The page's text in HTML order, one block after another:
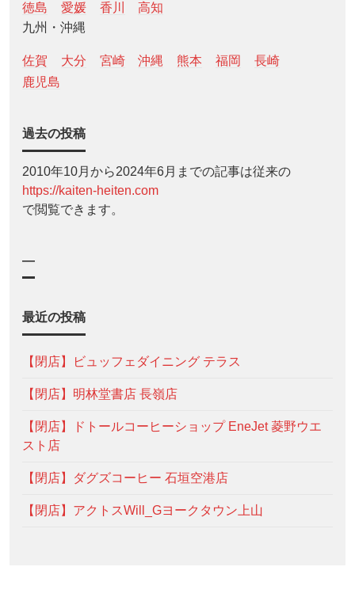
徳島 愛媛 香川
高知
九州・沖縄
佐賀 大分 宮崎 沖縄 熊本 福岡
長崎
鹿児島
過去の投稿
2010年10月から2024年6月までの記事は従来の
https://kaiten-heiten.com
で閲覧できます。
—
最近の投稿
【閉店】ビュッフェダイニング テラス
【閉店】明林堂書店 長嶺店
【閉店】ドトールコーヒーショップ EneJet 菱野ウエ
スト店
【閉店】ダグズコーヒー 石垣空港店
【閉店】アクトスWill_Gヨークタウン上山